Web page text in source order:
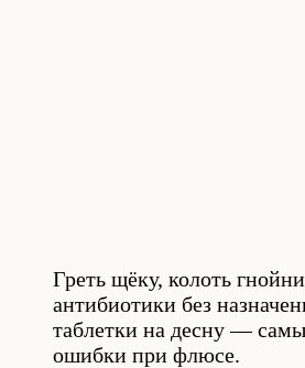
Греть щёку, колоть
антибиотики без
таблетки на десну —
ошибки при флюсе.